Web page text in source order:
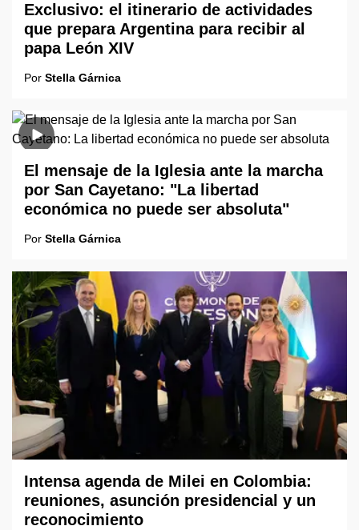
Exclusivo: el itinerario de actividades
que prepara Argentina para recibir al
papa León XIV
Por Stella Gárnica
El mensaje de la Iglesia ante la marcha
por San Cayetano: "La libertad
económica no puede ser absoluta"
Por Stella Gárnica
Intensa agenda de Milei en Colombia:
reuniones, asunción presidencial y un
reconocimiento